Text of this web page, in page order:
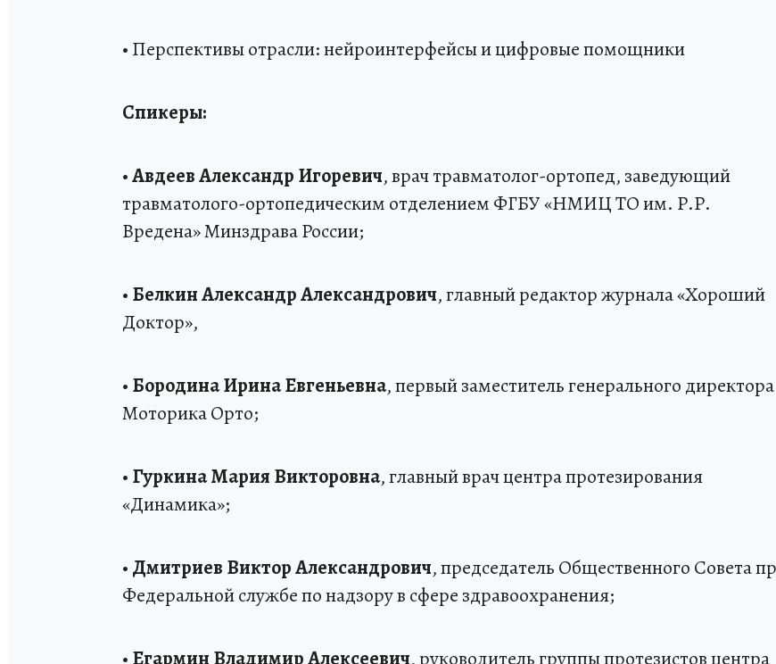
• Перспективы отрасли: нейроинтерфейсы и цифровые помощники
Спикеры:
•Авдеев Александр Игоревич, врач травматолог-ортопед, заведующий
травматолого-ортопедическим отделением ФГБУ «НМИЦ ТО им. Р.Р.
Вредена» Минздрава России;
• Белкин Александр Александрович, главный редактор журнала «Хороший
Доктор»,
• Бородина Ирина Евгеньевна, первый заместитель генерального директора
Моторика Орто;
• Гуркина Мария Викторовна, главный врач центра протезирования
«Динамика»;
• Дмитриев Виктор Александрович, председатель Общественного Совета
Федеральной службе по надзору в сфере здравоохранения;
• Егармин Владимир Алексеевич, руководитель группы протезистов центра